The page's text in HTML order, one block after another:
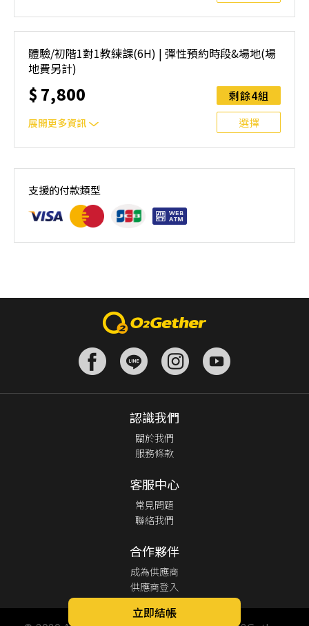
與課程異動規則】，報名後視為您已同意上述規則。
體驗/初階1對1教練課(6H) | 彈性預約時段&場地(場
地費另計)
$ 7,800
展開更多資訊
剩餘4組
選擇
彈性預約時段&場地(場地費另計)⚠️ 報名前請先參閱【報名
支援的付款類型
立即結帳
認識我們
關於我們
服務條款
客服中心
常見問題
聯絡我們
合作夥伴
成為供應商
供應商登入